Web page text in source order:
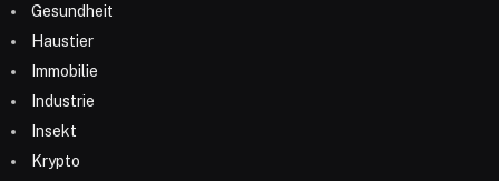
Gesundheit
Haustier
Immobilie
Industrie
Insekt
Krypto